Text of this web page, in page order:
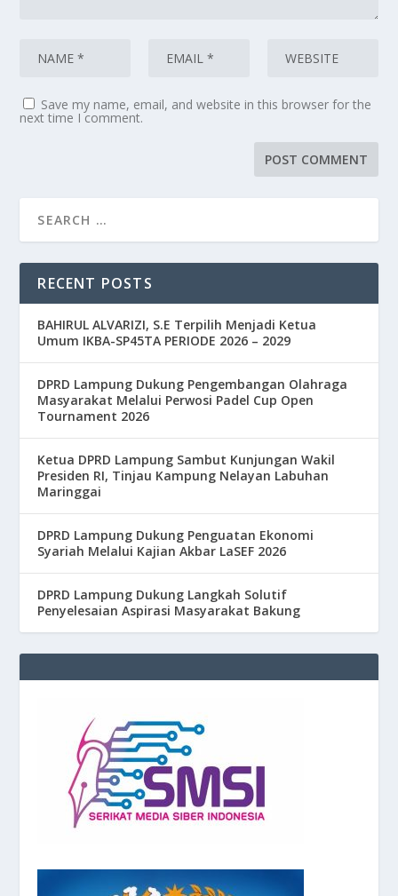
Save my name, email, and website in this browser for the
next time I comment.
RECENT POSTS
BAHIRUL ALVARIZI, S.E Terpilih Menjadi Ketua
Umum IKBA-SP45TA PERIODE 2026 – 2029
DPRD Lampung Dukung Pengembangan Olahraga
Masyarakat Melalui Perwosi Padel Cup Open
Tournament 2026
Ketua DPRD Lampung Sambut Kunjungan Wakil
Presiden RI, Tinjau Kampung Nelayan Labuhan
Maringgai
DPRD Lampung Dukung Penguatan Ekonomi
Syariah Melalui Kajian Akbar LaSEF 2026
DPRD Lampung Dukung Langkah Solutif
Penyelesaian Aspirasi Masyarakat Bakung